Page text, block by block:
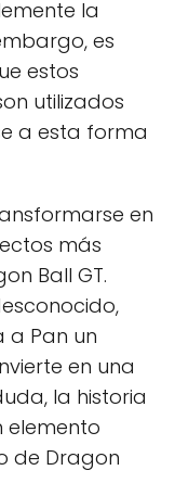
la
es
estos
utilizados
a esta forma
en
más
Ball GT.
Pan un
en una
la historia
elemento
de Dragon